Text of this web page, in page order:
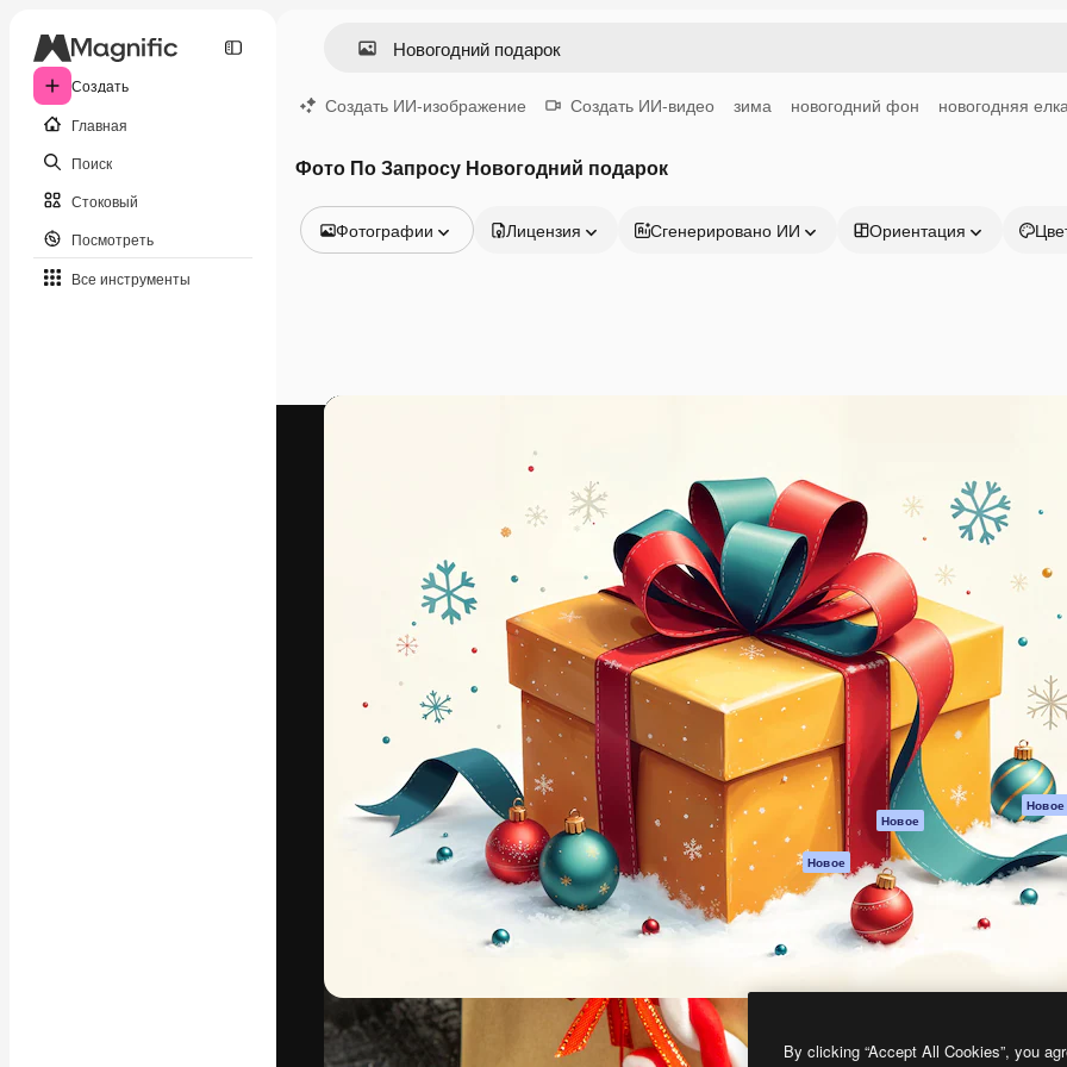
Создать
Главная
Поиск
Стоковый
Посмотреть
Все инструменты
Создать ИИ-изображение Создать ИИ-видео зима новогодний фон новогодняя
Фото По Запросу Новогодний подарок
Фотографии
Видео
Лицензия Сгенерировано ИИ Ориентация
Креативная платформа для создания
ваших лучших работ. Более 1 миллиона
подписчиков среди креаторов,
предприятий, агентств и студий.
Pусский
Продукция
Spaces
ИИ-помощник
Генератор
изображений ИИ
Генератор видео
ИИ
Генератор голоса
на основе ИИ
Стоковый контент
MCP для
Claude/ChatGPT
Новое
Агенты Новое
API
Мобильное
приложение
Magnific
Начать
Документация по
Пакету ИИ
Служба
поддержки
Условия и
положения
Политика
Оригиналы Новое
Политика
cookie
Центр доверия
Партнеры
By clicking “Accept All Cookies”, you